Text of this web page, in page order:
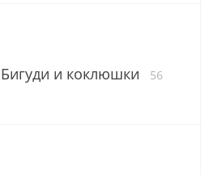
Бигуди и коклюшки 56